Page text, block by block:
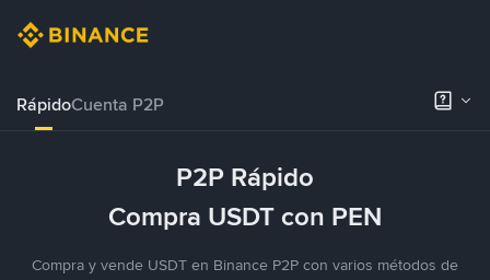
RápidoCuenta P2P
P2P Rápido
Compra USDT con PEN
Compra y vende USDT en Binance P2P con varios métodos de